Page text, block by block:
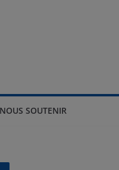
NOUS SOUTENIR